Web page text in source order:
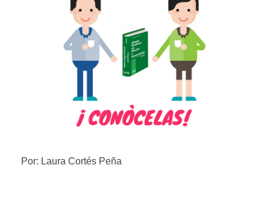
Por: Laura Cortés Peña